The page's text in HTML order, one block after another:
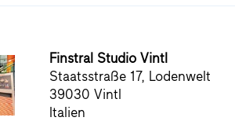
Finstral Studio Vintl
Staatsstraße 17, Lodenwelt
39030 Vintl
Italien